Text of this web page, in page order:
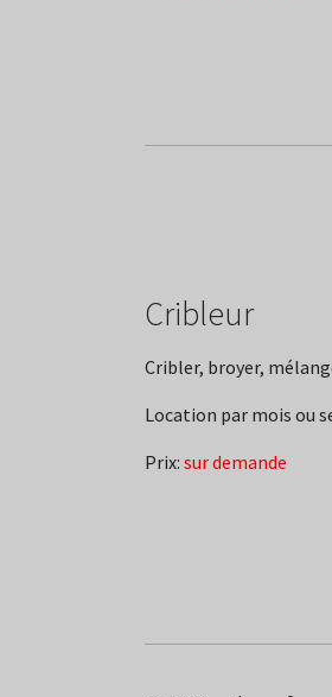
Cribleur
Cribler, broyer,
Location par mois ou
Prix: sur demande